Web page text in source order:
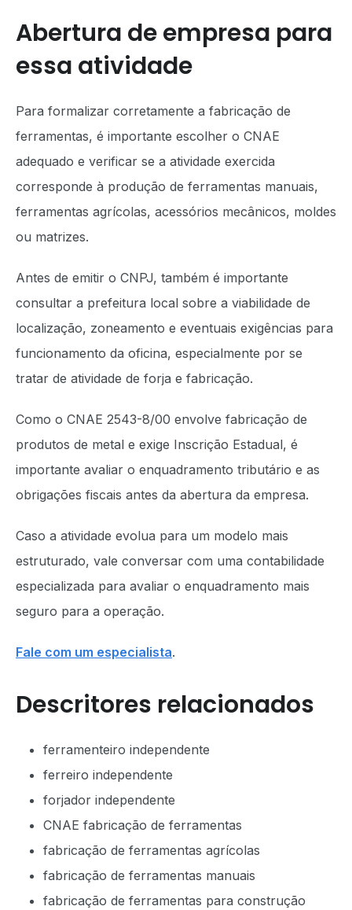
Abertura de empresa para
essa atividade
Para formalizar corretamente a fabricação de
ferramentas, é importante escolher o CNAE
adequado e verificar se a atividade exercida
corresponde à produção de ferramentas manuais,
ferramentas agrícolas, acessórios mecânicos, moldes
ou matrizes.
Antes de emitir o CNPJ, também é importante
consultar a prefeitura local sobre a viabilidade de
localização, zoneamento e eventuais exigências para
funcionamento da oficina, especialmente por se
tratar de atividade de forja e fabricação.
Como o CNAE 2543-8/00 envolve fabricação de
produtos de metal e exige Inscrição Estadual, é
importante avaliar o enquadramento tributário e as
obrigações fiscais antes da abertura da empresa.
Caso a atividade evolua para um modelo mais
estruturado, vale conversar com uma contabilidade
especializada para avaliar o enquadramento mais
seguro para a operação.
Fale com um especialista.
Descritores relacionados
ferramenteiro independente
ferreiro independente
forjador independente
CNAE fabricação de ferramentas
fabricação de ferramentas agrícolas
fabricação de ferramentas manuais
fabricação de ferramentas para construção